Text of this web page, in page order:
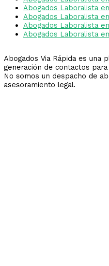
Abogados Laboralista
Abogados Laboralista
Abogados Laboralista
Abogados Laboralista
Abogados Via Rápida es una
generación de contactos
No somos un despacho de
asesoramiento legal.